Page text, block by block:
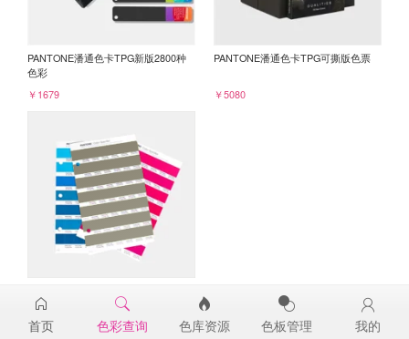
PANTONE潘通色卡TPG新版2800种
色彩
￥1679
PANTONE潘通色卡TPG可撕版色票
￥5080
18-0617TPG
￥98
首页 色彩查询 色库资源 色板管理 我的